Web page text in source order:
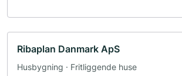
Ribaplan Danmark ApS
Husbygning · Fritliggende huse